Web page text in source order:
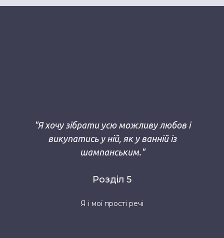
"Я хочу зібрати усю можливу любов і
викупатись у ній, як у ванній із
шампанським."
Розділ 5
Я і мої прості речі